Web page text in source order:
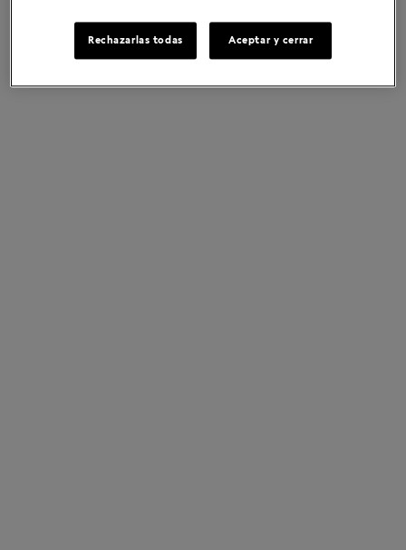
Rechazarlas todas Aceptar y cerrar